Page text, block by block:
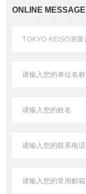
ONLINE MESSAGE